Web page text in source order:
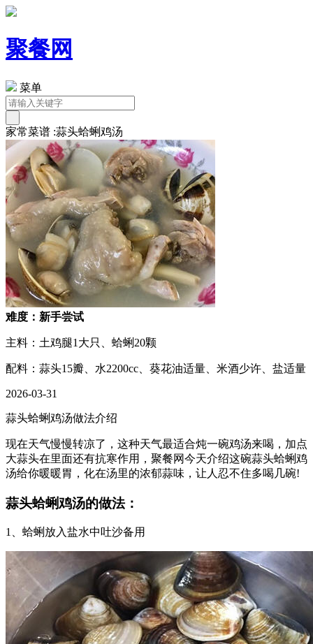
聚餐网
菜单
家常菜谱 :蒜头蛤蜊鸡汤
难度：新手尝试
主料：土鸡腿1大只、蛤蜊20颗
配料：蒜头15瓣、水2200cc、葵花油适量、米酒少许、盐适量
2026-03-31
蒜头蛤蜊鸡汤做法介绍
现在天气慢慢转凉了，这种天气最适合炖一碗鸡汤来喝，加点
大蒜头在里面还有抗寒作用，聚餐网今天介绍这碗蒜头蛤蜊鸡
汤给你暖暖胃，化在汤里的浓郁蒜味，让人忍不住多喝几碗!
蒜头蛤蜊鸡汤的做法：
1、蛤蜊放入盐水中吐沙备用